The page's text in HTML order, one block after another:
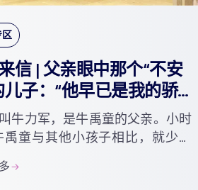
区
信 | 父亲眼中那个“不安
儿子：“他早已是我的骄
牛力军，是牛禹童的父亲。小时
禹童与其他小孩子相比，就少了
都用人民警察的思想观念，影响